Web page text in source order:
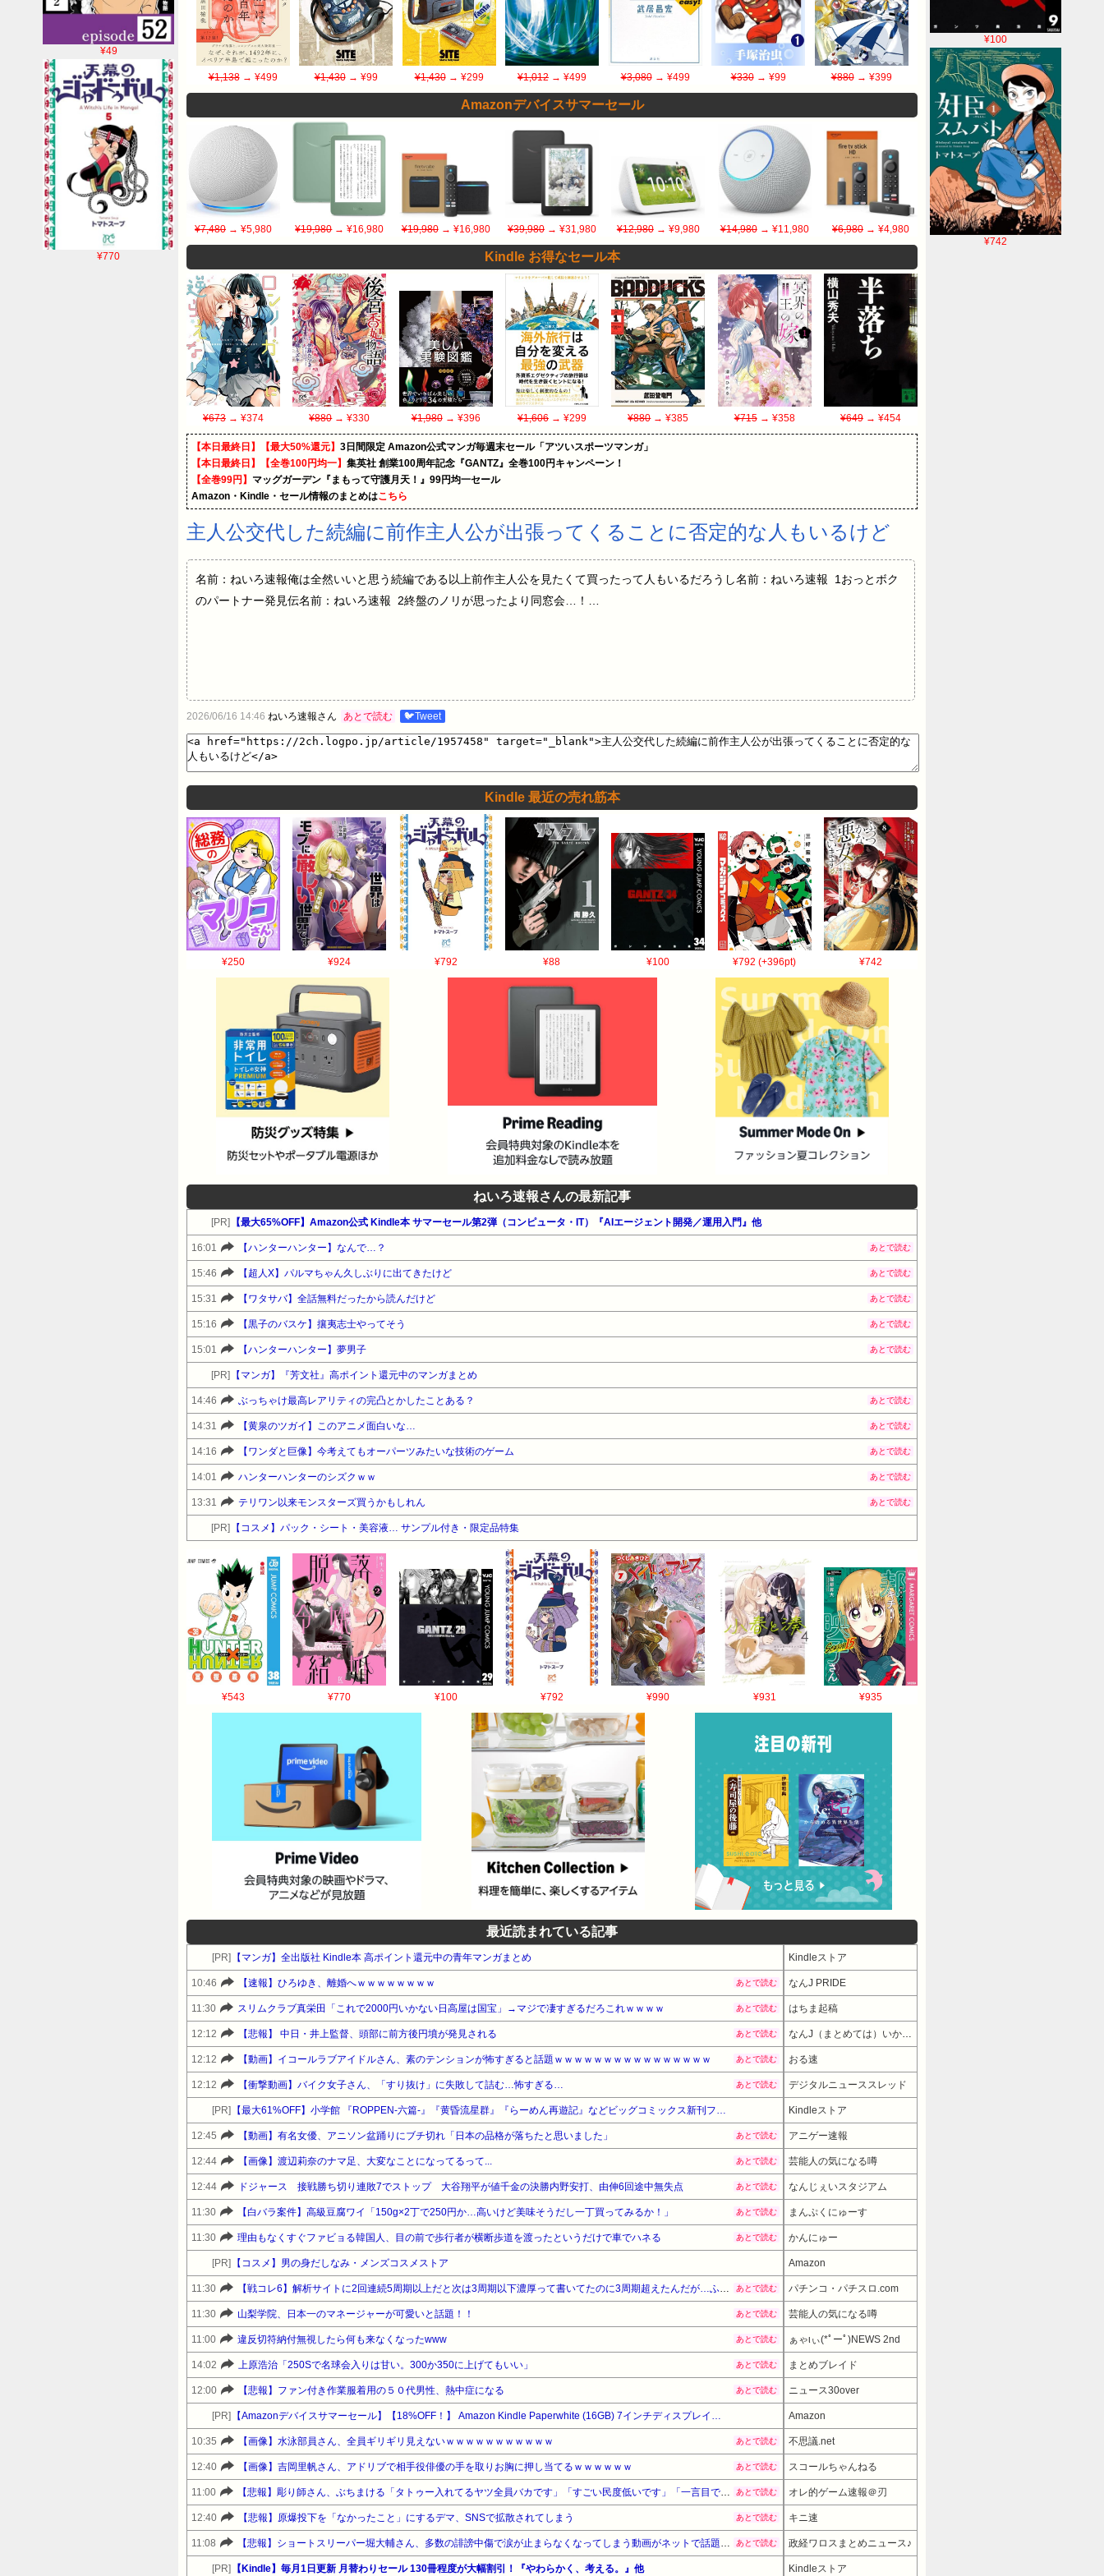
¥100
¥742
¥49
¥770
¥1,138→ ¥499 ¥1,430→ ¥99 ¥1,430→ ¥299 ¥1,012 → ¥499 ¥3,080→ ¥499 ¥330→ ¥99 ¥880→ ¥399
Amazonデバイスサマーセール
¥7,480 → ¥5,980 ¥19,980→ ¥16,980 ¥19,980→ ¥16,980 ¥39,980→ ¥31,980 ¥12,980→ ¥9,980 ¥14,980→ ¥11,980 ¥6,980→ ¥4,980
Kindle お得なセール本
¥673 → ¥374 ¥880→ ¥330 ¥1,980→ ¥396 ¥1,606→ ¥299 ¥880→ ¥385 ¥715→ ¥358 ¥649→ ¥454
【本日最終日】【最大50%還元】 3日間限定 Amazon公式マンガ毎週末セール「アツいスポーツマンガ」
【本日最終日】【全巻100円均一】 集英社 創業100周年記念『GANTZ』全巻100円キャンペーン！
【全巻99円】 マッグガーデン『まもって守護月天！』99円均一セール
Amazon・Kindle・セール情報のまとめはこちら
主人公交代した続編に前作主人公が出張ってくることに否定的な人もいるけど
名前：ねいろ速報俺は全然いいと思う続編である以上前作主人公を見たくて買ったって人もいるだろうし名前：ねいろ速報 1おっとボク
のパートナー発見伝名前：ねいろ速報 2終盤のノリが思ったより同窓会…！…
2026/06/16 14:46 ねいろ速報さん あとで読む 🐦Tweet
Kindle 最近の売れ筋本
¥250 ¥924 ¥792 ¥88 ¥100 ¥792 (+396pt) ¥742
ねいろ速報さんの最新記事
[PR] 【最大65%OFF】Amazon公式 Kindle本 サマーセール第2弾（コンピュータ・IT）『AIエージェント開発／運用入門』他
16:01 【ハンターハンター】なんで…？ あとで読む
15:46 【超人X】パルマちゃん久しぶりに出てきたけど あとで読む
15:31 【ワタサバ】全話無料だったから読んだけど あとで読む
15:16 【黒子のバスケ】攘夷志士やってそう あとで読む
15:01 【ハンターハンター】夢男子 あとで読む
[PR] 【マンガ】『芳文社』高ポイント還元中のマンガまとめ
14:46 ぶっちゃけ最高レアリティの完凸とかしたことある？ あとで読む
14:31 【黄泉のツガイ】このアニメ面白いな… あとで読む
14:16 【ワンダと巨像】今考えてもオーパーツみたいな技術のゲーム あとで読む
14:01 ハンターハンターのシズクｗｗ あとで読む
13:31 テリワン以来モンスターズ買うかもしれん あとで読む
[PR] 【コスメ】パック・シート・美容液… サンプル付き・限定品特集
¥543 ¥770 ¥100 ¥792 ¥990 ¥931 ¥935
最近読まれている記事
[PR] 【マンガ】全出版社 Kindle本 高ポイント還元中の青年マンガまとめ Kindleストア
10:46 【速報】ひろゆき、離婚へｗｗｗｗｗｗｗｗ あとで読む なんJ PRIDE
11:30 スリムクラブ真栄田「これで2000円いかない日高屋は国宝」→マジで凄すぎるだろこれｗｗｗｗ あとで読む はちま起稿
12:12 【悲報】 中日・井上監督、頭部に前方後円墳が発見される あとで読む なんJ（まとめては）いかんのか？
12:12 【動画】イコールラブアイドルさん、素のテンションが怖すぎると話題ｗｗｗｗｗｗｗｗｗｗｗｗｗｗｗｗ あとで読む おる速
12:12 【衝撃動画】バイク女子さん、「すり抜け」に失敗して詰む…怖すぎる… あとで読む デジタルニューススレッド
[PR] 【最大61%OFF】小学館 『ROPPEN-六篇-』『黄昏流星群』『らーめん再遊記』などビッグコミックス新刊フェア! Kindleストア
12:45 【動画】有名女優、アニソン盆踊りにブチ切れ「日本の品格が落ちたと思いました」 あとで読む アニゲー速報
12:44 【画像】渡辺莉奈のナマ足、大変なことになってるって... あとで読む 芸能人の気になる噂
12:44 ドジャース 接戦勝ち切り連敗7でストップ 大谷翔平が値千金の決勝内野安打、由伸6回途中無失点 あとで読む なんじぇいスタジアム
11:30 【白バラ案件】高級豆腐ワイ「150g×2丁で250円か…高いけど美味そうだし一丁買ってみるか！」 あとで読む まんぷくにゅーす
11:30 理由もなくすぐファビョる韓国人、目の前で歩行者が横断歩道を渡ったというだけで車でハネる あとで読む かんにゅー
[PR] 【コスメ】男の身だしなみ・メンズコスメストア Amazon
11:30 【戦コレ6】解析サイトに2回連続5周期以上だと次は3周期以下濃厚って書いてたのに3周期超えたんだが…ふざけんな！！！ あとで読む パチンコ・パチスロ.com
11:30 山梨学院、日本一のマネージャーが可愛いと話題！！ あとで読む 芸能人の気になる噂
11:00 違反切符納付無視したら何も来なくなったwww あとで読む ぁゃιぃ(*ﾟーﾟ)NEWS 2nd
14:02 上原浩治「250Sで名球会入りは甘い。300か350に上げてもいい」 あとで読む まとめブレイド
12:00 【悲報】ファン付き作業服着用の５０代男性、熱中症になる あとで読む ニュース30over
[PR] 【Amazonデバイスサマーセール】【18%OFF！】 Amazon Kindle Paperwhite (16GB) 7インチディスプレイ、色調調節ライト、12週間持続バッテリー、広告なし、ブラック Amazon
10:35 【画像】水泳部員さん、全員ギリギリ見えないｗｗｗｗｗｗｗｗｗｗｗ あとで読む 不思議.net
12:40 【画像】吉岡里帆さん、アドリブで相手役俳優の手を取りお胸に押し当てるｗｗｗｗｗｗ あとで読む スコールちゃんねる
11:00 【悲報】彫り師さん、ぶちまける「タトゥー入れてるヤツ全員バカです」「すごい民度低いです」「一言目でバカだなってわかります全員」 あとで読む オレ的ゲーム速報＠刃
12:40 【悲報】原爆投下を「なかったこと」にするデマ、SNSで拡散されてしまう あとで読む キニ速
11:08 【悲報】ショートスリーパー堀大輔さん、多数の誹謗中傷で涙が止まらなくなってしまう動画がネットで話題に → ……… あとで読む 政経ワロスまとめニュース♪
[PR] 【Kindle】毎月1日更新 月替わりセール 130冊程度が大幅割引！『やわらかく、考える。』他 Kindleストア